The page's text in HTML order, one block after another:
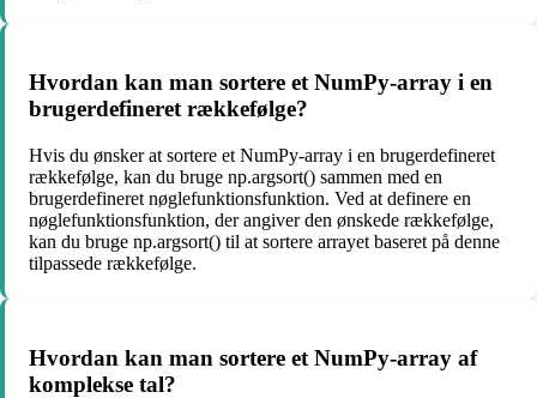
Hvordan kan man sortere et NumPy-array i en
brugerdefineret rækkefølge?
Hvis du ønsker at sortere et NumPy-array i en brugerdefineret
rækkefølge, kan du bruge np.argsort() sammen med en
brugerdefineret nøglefunktionsfunktion. Ved at definere en
nøglefunktionsfunktion, der angiver den ønskede rækkefølge,
kan du bruge np.argsort() til at sortere arrayet baseret på denne
tilpassede rækkefølge.
Hvordan kan man sortere et NumPy-array af
komplekse tal?